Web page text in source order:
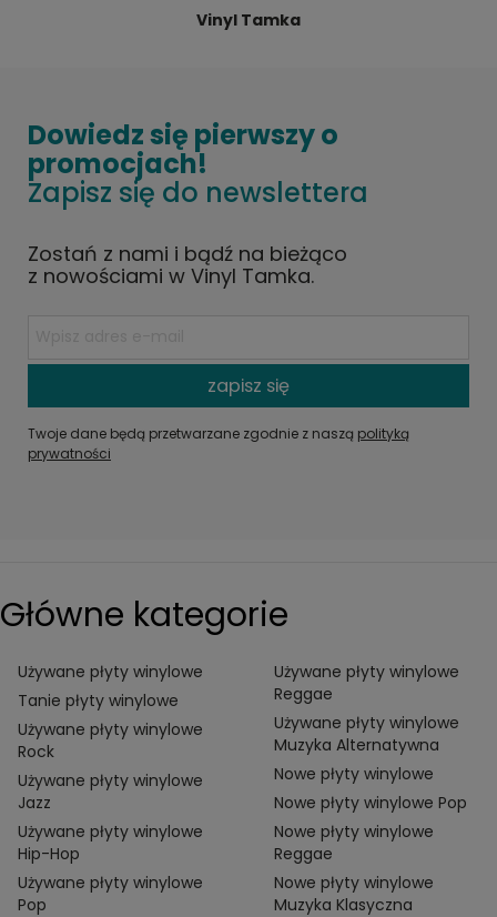
Vinyl Tamka
Dowiedz się pierwszy o
promocjach!
Zapisz się do newslettera
Zostań z nami i bądź na bieżąco
z nowościami w Vinyl Tamka.
zapisz się
Twoje dane będą przetwarzane zgodnie z naszą polityką
prywatności
Główne kategorie
Używane płyty winylowe
Tanie płyty winylowe
Używane płyty winylowe
Rock
Używane płyty winylowe
Jazz
Używane płyty winylowe
Hip-Hop
Używane płyty winylowe
Pop
Używane płyty winylowe
Reggae
Używane płyty winylowe
Muzyka Alternatywna
Nowe płyty winylowe
Nowe płyty winylowe Pop
Nowe płyty winylowe
Reggae
Nowe płyty winylowe
Muzyka Klasyczna